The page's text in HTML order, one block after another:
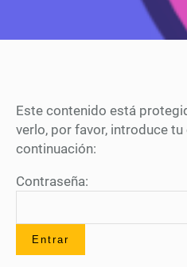
Este contenido está
verlo, por favor, introduce
continuación:
Contraseña: